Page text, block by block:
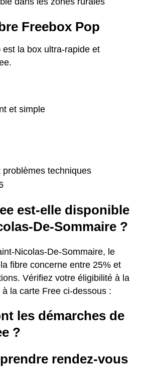
Freebox Pop
est la box ultra-rapide et
et simple
problèmes techniques
est-elle disponible
De-Sommaire ?
Nicolas-De-Sommaire, le
fibre concerne entre 25% et
Vérifiez votre éligibilité à la
la carte Free ci-dessous :
les démarches de
?
rendez-vous